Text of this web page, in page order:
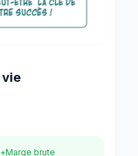
vie
+Marge brute